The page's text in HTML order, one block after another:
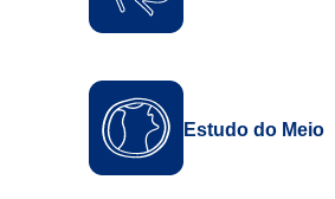
Estudo do Meio